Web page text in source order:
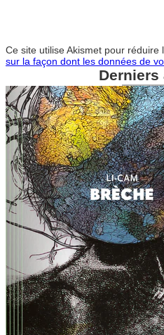
Ce site utilise Akismet pour réduire
sur la façon dont les données de